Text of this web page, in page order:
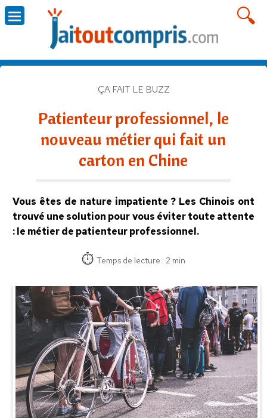
ÇA FAIT LE BUZZ
Patienteur professionnel, le
nouveau métier qui fait un
carton en Chine
Vous êtes de nature impatiente ? Les Chinois ont
trouvé une solution pour vous éviter toute attente
: le métier de patienteur professionnel.
Temps de lecture : 2 min